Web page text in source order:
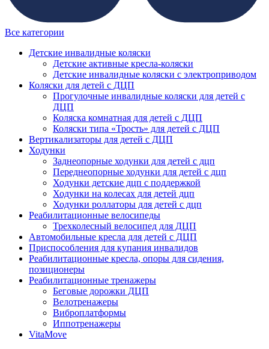
Все категории
Детские инвалидные коляски
Детские активные кресла-коляски
Детские инвалидные коляски с электроприводом
Коляски для детей с ДЦП
Прогулочные инвалидные коляски для детей с
ДЦП
Коляска комнатная для детей с ДЦП
Коляски типа «Трость» для детей с ДЦП
Вертикализаторы для детей с ДЦП
Ходунки
Заднеопорные ходунки для детей с дцп
Переднеопорные ходунки для детей с дцп
Ходунки детские дцп с поддержкой
Ходунки на колесах для детей дцп
Ходунки роллаторы для детей с дцп
Реабилитационные велосипеды
Трехколесный велосипед для ДЦП
Автомобильные кресла для детей с ДЦП
Приспособления для купания инвалидов
Реабилитационные кресла, опоры для сидения,
позиционеры
Реабилитационные тренажеры
Беговые дорожки ДЦП
Велотренажеры
Виброплатформы
Иппотренажеры
VitaMove